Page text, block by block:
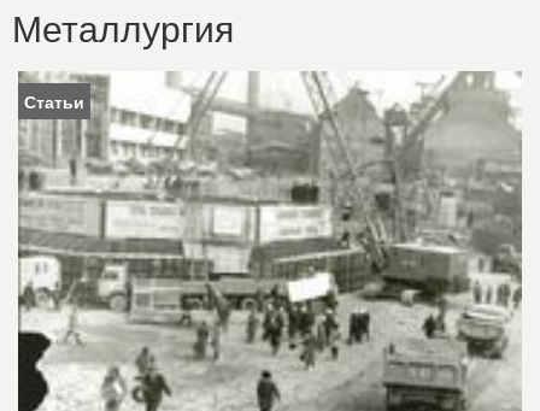
Металлургия
Статьи